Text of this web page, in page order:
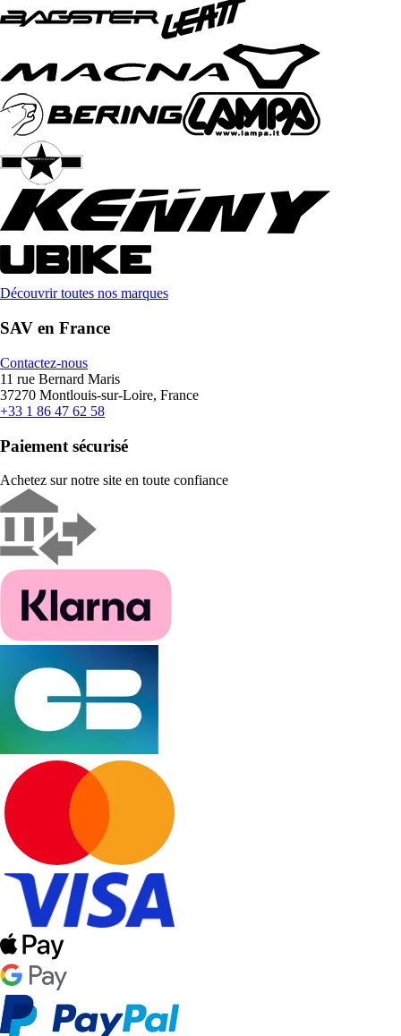
Découvrir toutes nos marques
SAV en France
Contactez-nous
11 rue Bernard Maris
37270 Montlouis-sur-Loire, France
+33 1 86 47 62 58
Paiement sécurisé
Achetez sur notre site en toute confiance